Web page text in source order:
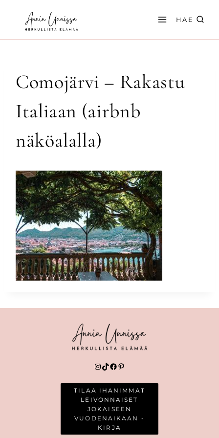
sisältöön
HAE
Comojärvi – Rakastu
Italiaan (airbnb
näköalalla)
Instagram
TikTok
Facebook
Pinterest
TILAA IHANIMMAT
LEIVONNAISET
JOKAISEEN
VUODENAIKAAN -
KIRJA